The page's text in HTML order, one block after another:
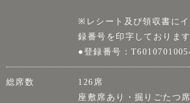
※レシート及び領収書に
録番号を印字しております
●登録番号：
総席数
126席
座敷席あり・掘りごたつ